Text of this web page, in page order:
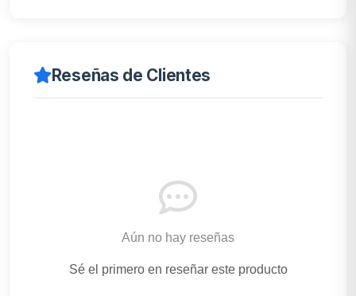
Reseñas de Clientes
Aún no hay reseñas
Sé el primero en reseñar este producto